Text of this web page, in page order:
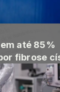
até 85%
fibrose